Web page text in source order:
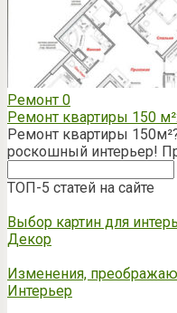
Ремонт 0
Ремонт квартиры 150
Ремонт квартиры
роскошный интерьер!
ТОП-5 статей на сайте
Выбор картин для
Декор
Изменения,
Интерьер